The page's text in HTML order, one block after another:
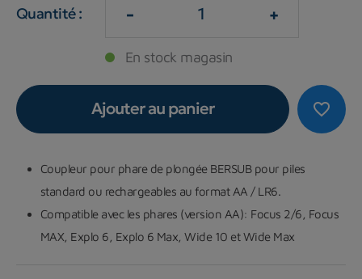
Quantité : - +
En stock magasin
favorite_border
Ajouter au panier
Coupleur pour phare de plongée BERSUB pour piles
standard ou rechargeables au format AA / LR6.
Compatible avec les phares (version AA): Focus 2/6, Focus
MAX, Explo 6, Explo 6 Max, Wide 10 et Wide Max